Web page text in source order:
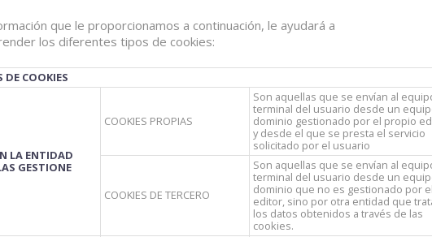
que le proporcionamos a continuación, le ayudará a
los diferentes tipos de cookies:
DE COOKIES
LA ENTIDAD
GESTIONE
COOKIES PROPIAS
Son aquellas que se envían al
terminal del usuario desde un
dominio gestionado por el propio
y desde el que se presta el servicio
solicitado por el usuario
COOKIES DE TERCERO
Son aquellas que se envían al
terminal del usuario desde un
dominio que no es gestionado por el
editor, sino por otra entidad que
los datos obtenidos a través de las
cookies.